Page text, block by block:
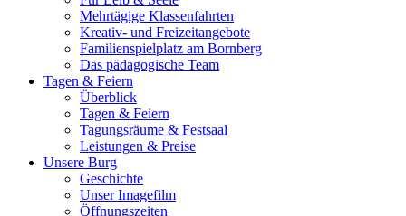
Mehrtägige Klassenfahrten
Kreativ- und Freizeitangebote
Familienspielplatz am Bornberg
Das pädagogische Team
Tagen & Feiern
Überblick
Tagen & Feiern
Tagungsräume & Festsaal
Leistungen & Preise
Unsere Burg
Geschichte
Unser Imagefilm
Öffnungszeiten